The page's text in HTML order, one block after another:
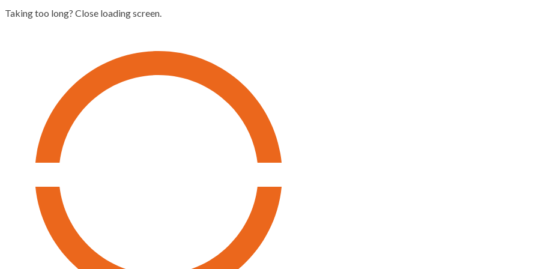
Taking too long? Close loading screen.